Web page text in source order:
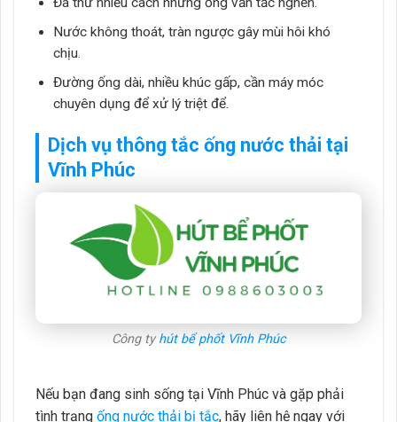
Nước không thoát, tràn ngược gây mùi hôi khó
chịu.
Đường ống dài, nhiều khúc gấp, cần máy móc
chuyên dụng để xử lý triệt để.
Dịch vụ thông tắc ống nước thải tại
Vĩnh Phúc
Công tyhút bể phốt Vĩnh Phúc
Nếu bạn đang sinh sống tại Vĩnh Phúc và gặp phải
tình trạng ống nước thải bị tắc, hãy liên hệ ngay với